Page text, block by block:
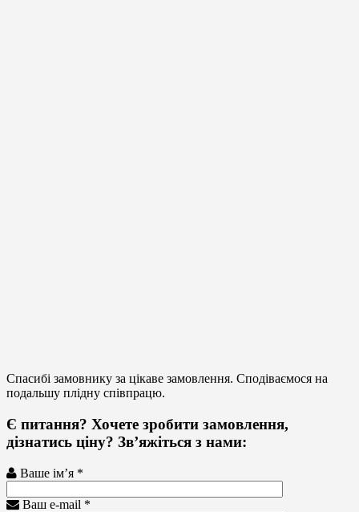
Спасибі замовнику за цікаве замовлення. Сподіваємося на
подальшу плідну співпрацю.
Є питання? Хочете зробити замовлення,
дізнатись ціну? Зв’яжіться з нами:
Ваше ім’я *
Ваш e-mail *